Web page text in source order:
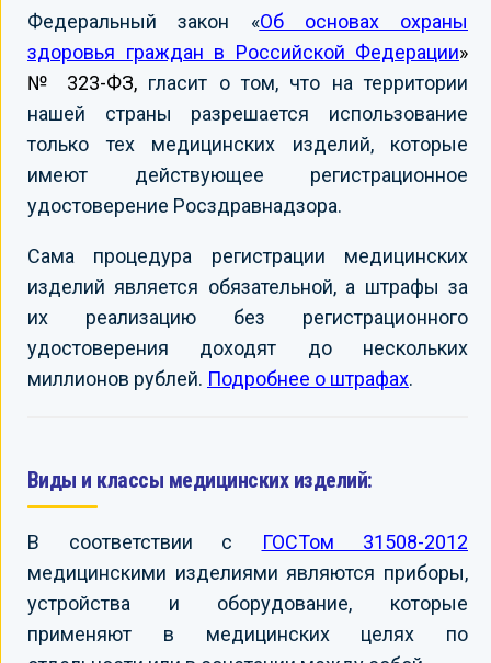
Федеральный закон «Об основах охраны
здоровья граждан в Российской Федерации»
№ 323-ФЗ, гласит о том, что на территории
нашей страны разрешается использование
только тех медицинских изделий, которые
имеют действующее регистрационное
удостоверение Росздравнадзора.
Сама процедура регистрации медицинских
изделий является обязательной, а штрафы за
их реализацию без регистрационного
удостоверения доходят до нескольких
миллионов рублей. Подробнее о штрафах.
Виды и классы медицинских изделий:
В соответствии с
ГОСТом 31508-2012
медицинскими изделиями являются приборы,
устройства и оборудование, которые
применяют в медицинских целях по